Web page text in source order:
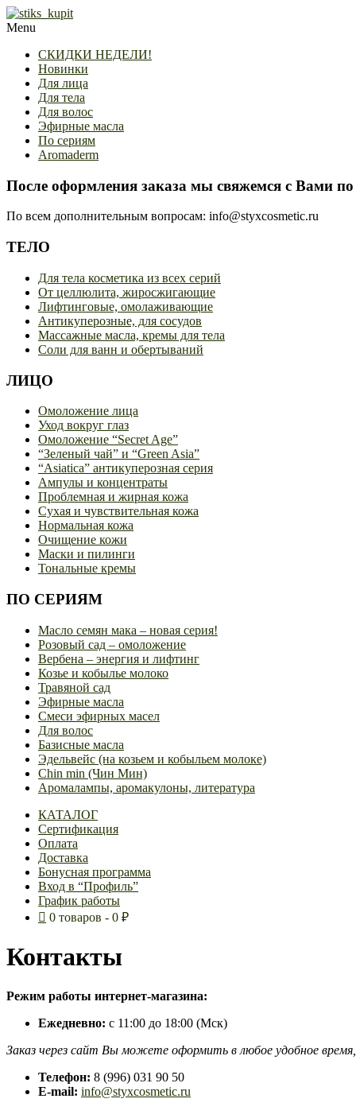
Skip
to
Primary
Menu
Menu
СКИДКИ НЕДЕЛИ!
Новинки
Для лица
Для тела
Для волос
Эфирные масла
По сериям
Aromaderm
После оформления заказа мы свяжемся с Вами по
По всем дополнительным вопросам: info@styxcosmetic.ru
ТЕЛО
Для тела косметика из всех серий
От целлюлита, жиросжигающие
Лифтинговые, омолаживающие
Антикуперозные, для сосудов
Массажные масла, кремы для тела
Соли для ванн и обертываний
ЛИЦО
Омоложение лица
Уход вокруг глаз
Омоложение “Secret Age”
“Зеленый чай” и “Green Asia”
“Asiatica” антикуперозная серия
Ампулы и концентраты
Проблемная и жирная кожа
Сухая и чувствительная кожа
Нормальная кожа
Очищение кожи
Маски и пилинги
Тональные кремы
ПО СЕРИЯМ
Масло семян мака – новая серия!
Розовый сад – омоложение
Вербена – энергия и лифтинг
Козье и кобылье молоко
Травяной сад
Эфирные масла
Смеси эфирных масел
Для волос
Базисные масла
Эдельвейс (на козьем и кобыльем молоке)
Chin min (Чин Мин)
Аромалампы, аромакулоны, литература
КАТАЛОГ
Сертификация
Оплата
Доставка
Бонусная программа
Вход в “Профиль”
График работы
0 товаров
0 ₽
Контакты
Контакты
Режим работы интернет-магазина:
Ежедневно: с 11:00 до 18:00 (Мск)
Заказ через сайт Вы можете оформить в любое удобное
Телефон: 8 (996) 031 90 50
E-mail: info@styxcosmetic.ru